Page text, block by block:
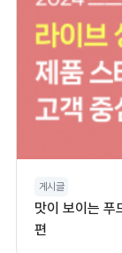
게시글
맛이 보이는 푸
편